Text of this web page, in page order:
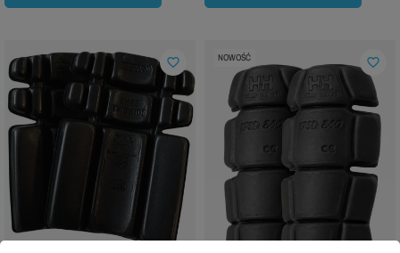
favorite_border NOWOŚĆ favorite_border